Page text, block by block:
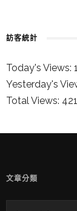
訪客統計
Today's Views:
Yesterday's
Total Views:
文章分類